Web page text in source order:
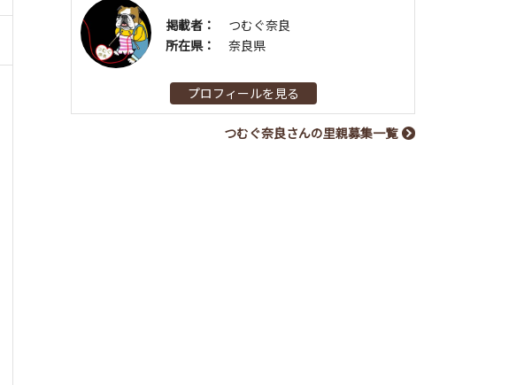
掲載者：
つむぐ奈良
所在県：
奈良県
プロフィールを見る
つむぐ奈良さんの里親募集一覧